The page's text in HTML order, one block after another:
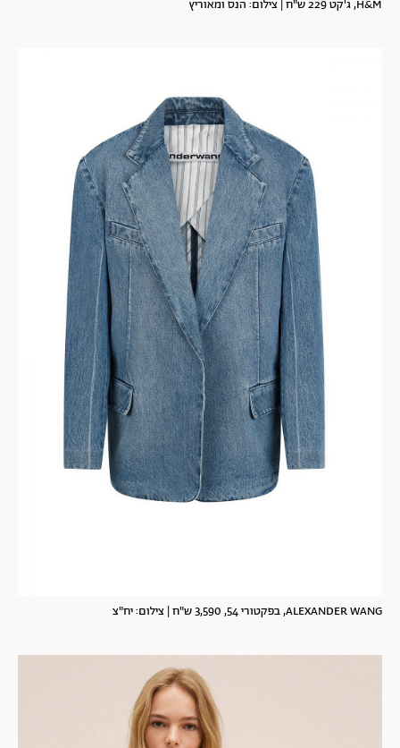
H&M, ג'קט 229 ש"ח | צילום: הנס ומאוריץ
ALEXANDER WANG, בפקטורי 54, 3,590 ש"ח | צילום: יח"צ